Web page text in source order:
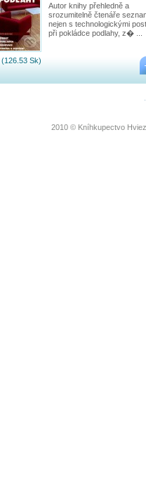
Autor knihy přehledně a
srozumitelně čtenáře
nejen s technologickými
při pokládce podlahy, z� ...
(126.53 Sk)
2010 © Kníhkupectvo